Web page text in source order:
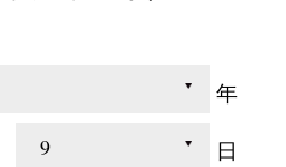
年
日